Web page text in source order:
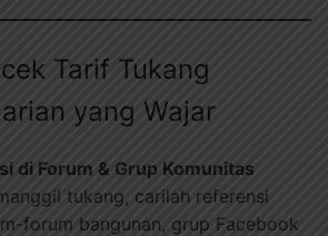
Tarif Tukang
yang Wajar
di Forum & Grup Komunitas
tukang, carilah referensi
forum bangunan, grup Facebook